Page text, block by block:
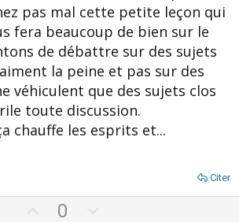
pas mal cette petite leçon qui
fera beaucoup de bien sur le
de débattre sur des sujets
la peine et pas sur des
véhiculent que des sujets clos
toute discussion.
chauffe les esprits et...
Citer
0